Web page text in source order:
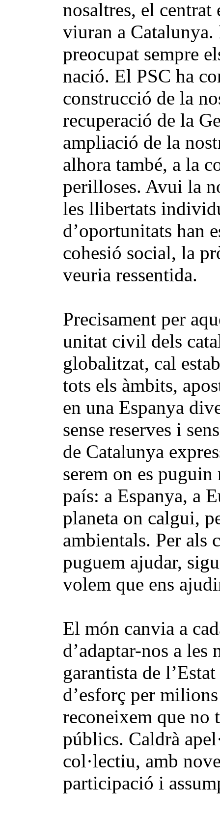
nosaltres, el centrat
viuran a Catalunya.
preocupat sempre
nació. El PSC ha
construcció de la
recuperació de la
ampliació de la
alhora també, a la
perilloses. Avui la
les llibertats
d’oportunitats han
cohesió social, la
veuria ressentida.
Precisament per
unitat civil dels
globalitzat, cal
tots els àmbits,
en una Espanya
sense reserves i
de Catalunya
serem on es
país: a Espanya, a
planeta on calgui,
ambientals. Per als
puguem ajudar,
volem que ens
El món canvia a
d’adaptar-nos a
garantista de
d’esforç per
reconeixem que no
públics. Caldrà
col·lectiu, amb
participació i